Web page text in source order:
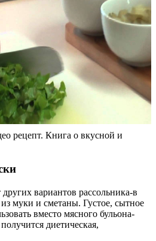
рецепт. Книга о вкусной и
вариантов рассольника-в
из муки и сметаны. Густое, сытное
вместо мясного бульона-
диетическая,